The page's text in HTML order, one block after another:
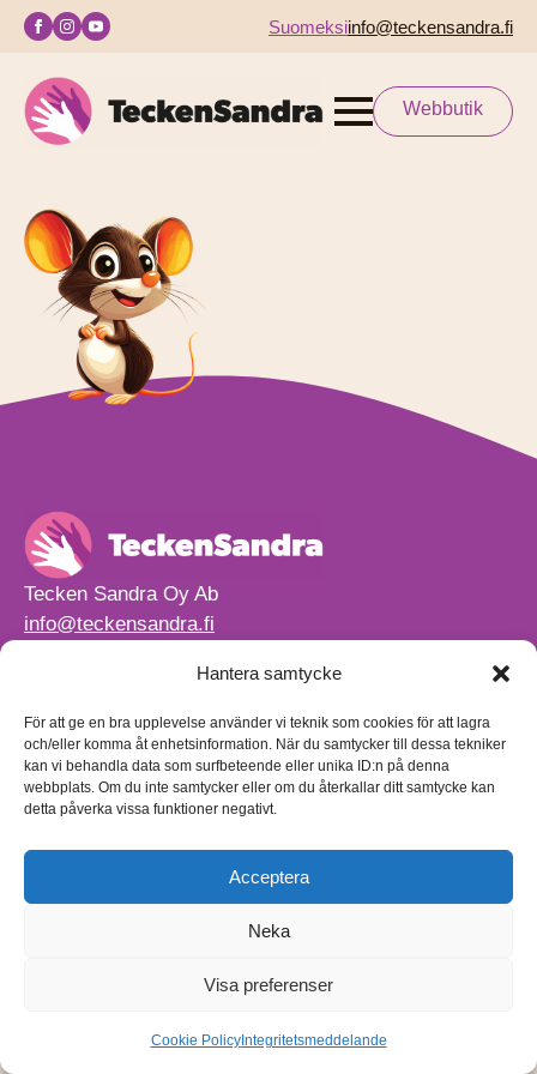
Hantera samtycke
För att ge en bra upplevelse använder vi teknik som cookies för att lagra
och/eller komma åt enhetsinformation. När du samtycker till dessa tekniker
kan vi behandla data som surfbeteende eller unika ID:n på denna
webbplats. Om du inte samtycker eller om du återkallar ditt samtycke kan
detta påverka vissa funktioner negativt.
Acceptera
Neka
Visa preferenser
Cookie PolicyIntegritetsmeddelande
Suomeksiinfo@teckensandra.fi
Webbutik
Tecken Sandra Oy Ab
info@teckensandra.fi
Vårt verksamhetsutrymme HÖRNAN ligger i Sibbo.
Torpvägen 9 B 13,
01150 Söderkulla
Beställnings- och leveransvillkor
Sekretesspolicy